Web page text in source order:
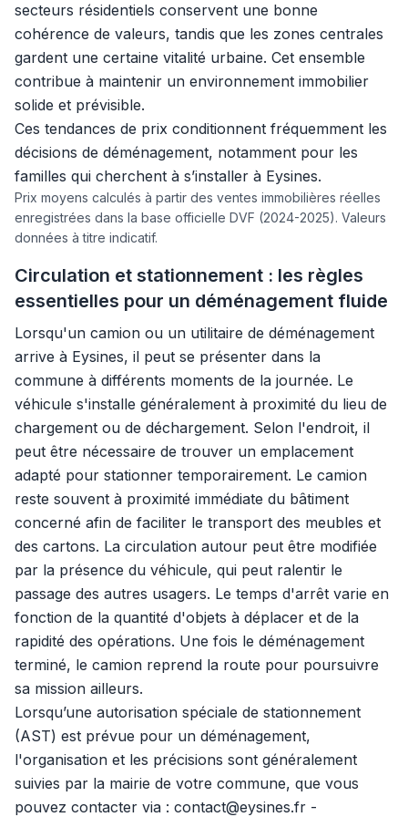
secteurs résidentiels conservent une bonne
cohérence de valeurs, tandis que les zones centrales
gardent une certaine vitalité urbaine. Cet ensemble
contribue à maintenir un environnement immobilier
solide et prévisible.
Ces tendances de prix conditionnent fréquemment les
décisions de déménagement, notamment pour les
familles qui cherchent à s’installer à Eysines.
Prix moyens calculés à partir des ventes immobilières réelles
enregistrées dans la base officielle DVF (2024-2025). Valeurs
données à titre indicatif.
Circulation et stationnement : les règles
essentielles pour un déménagement fluide
Lorsqu'un camion ou un utilitaire de déménagement
arrive à Eysines, il peut se présenter dans la
commune à différents moments de la journée. Le
véhicule s'installe généralement à proximité du lieu de
chargement ou de déchargement. Selon l'endroit, il
peut être nécessaire de trouver un emplacement
adapté pour stationner temporairement. Le camion
reste souvent à proximité immédiate du bâtiment
concerné afin de faciliter le transport des meubles et
des cartons. La circulation autour peut être modifiée
par la présence du véhicule, qui peut ralentir le
passage des autres usagers. Le temps d'arrêt varie en
fonction de la quantité d'objets à déplacer et de la
rapidité des opérations. Une fois le déménagement
terminé, le camion reprend la route pour poursuivre
sa mission ailleurs.
Lorsqu’une autorisation spéciale de stationnement
(AST) est prévue pour un déménagement,
l'organisation et les précisions sont généralement
suivies par la mairie de votre commune, que vous
pouvez contacter via : contact@eysines.fr -